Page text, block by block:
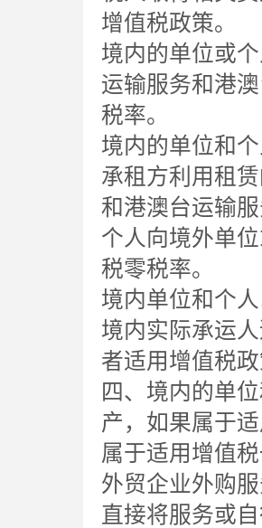
增值税政策。
境内的单位或
运输服务和港
税率。
境内的单位和
承租方利用租
和港澳台运输
个人向境外单
税零税率。
境内单位和个
境内实际承运
者适用增值税
四、境内的单
产，如果属于
属于适用增值
外贸企业外购
直接将服务或